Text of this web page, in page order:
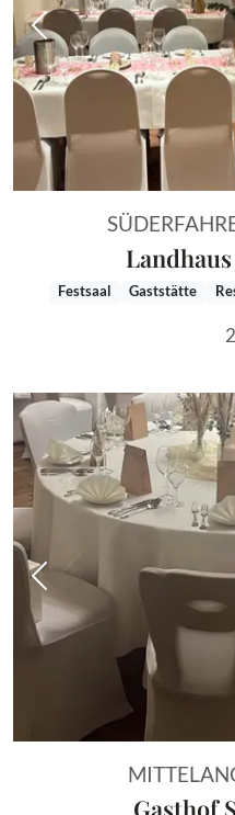
Vorheriges Bild
Festsaal Gaststätte
Vorheriges Bild
Gasthof